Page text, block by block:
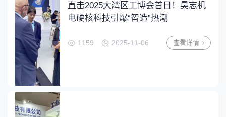
直击2025大湾区工博会首日！昊志机
电硬核科技引爆“智造”热潮
1159 2025-11-06 查看详情